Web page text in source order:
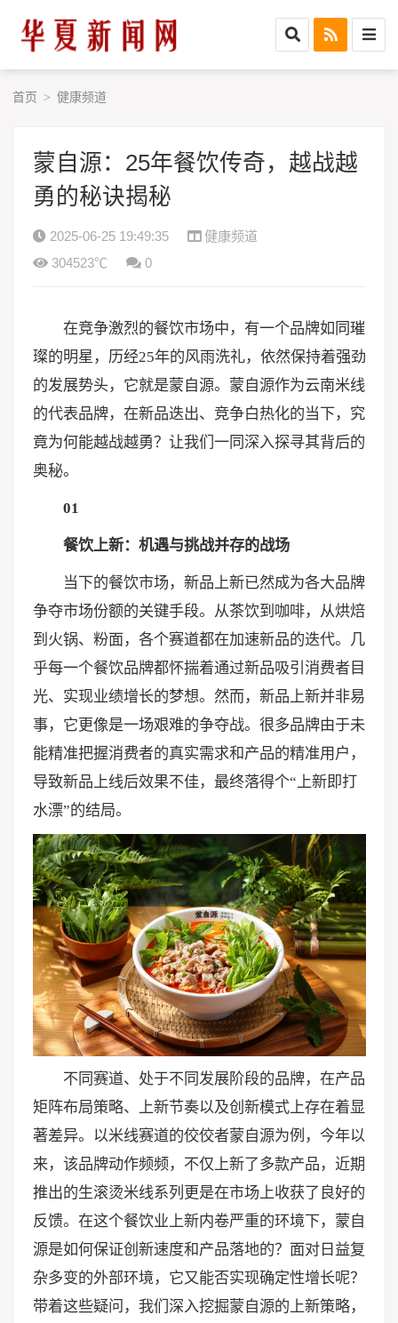
首页 > 健康频道
蒙自源：25年餐饮传奇，越战越
勇的秘诀揭秘
2025-06-25 19:49:35
健康频道
304523℃
0
在竞争激烈的餐饮市场中，有一个品牌如同璀
璨的明星，历经25年的风雨洗礼，依然保持着强劲
的发展势头，它就是蒙自源。蒙自源作为云南米线
的代表品牌，在新品迭出、竞争白热化的当下，究
竟为何能越战越勇？让我们一同深入探寻其背后的
奥秘。
01
餐饮上新：机遇与挑战并存的战场
当下的餐饮市场，新品上新已然成为各大品牌
争夺市场份额的关键手段。从茶饮到咖啡，从烘焙
到火锅、粉面，各个赛道都在加速新品的迭代。几
乎每一个餐饮品牌都怀揣着通过新品吸引消费者目
光、实现业绩增长的梦想。然而，新品上新并非易
事，它更像是一场艰难的争夺战。很多品牌由于未
能精准把握消费者的真实需求和产品的精准用户，
导致新品上线后效果不佳，最终落得个“上新即打
水漂”的结局。
不同赛道、处于不同发展阶段的品牌，在产品
矩阵布局策略、上新节奏以及创新模式上存在着显
著差异。以米线赛道的佼佼者蒙自源为例，今年以
来，该品牌动作频频，不仅上新了多款产品，近期
推出的生滚烫米线系列更是在市场上收获了良好的
反馈。在这个餐饮业上新内卷严重的环境下，蒙自
源是如何保证创新速度和产品落地的？面对日益复
杂多变的外部环境，它又能否实现确定性增长呢？
带着这些疑问，我们深入挖掘蒙自源的上新策略，